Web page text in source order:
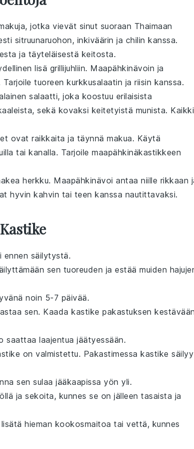
jotka vievät sinut suoraan Thaimaan
sitruunaruohon, inkiväärin ja chilin kanssa.
ja täyteläisestä keitosta.
lisä grillijuhliin. Maapähkinävoin ja
tuoreen kurkkusalaatin ja riisin kanssa.
salaatti, joka koostuu erilaisista
sekä kovaksi keitetyistä munista. Kaikki
ovat raikkaita ja täynnä makua. Käytä
tai kanalla. Tarjoile maapähkinäkastikkeen
herkku. Maapähkinävoi antaa niille rikkaan
hyvin kahvin tai teen kanssa nautittavaksi.
ennen säilytystä.
sen tuoreuden ja estää muiden
noin 5-7 päivää.
sen. Kaada kastike pakastuksen
saattaa laajentua jäätyessään.
on valmistettu. Pakastimessa kastike säilyy
sen sulaa jääkaapissa yön yli.
ja sekoita, kunnes se on jälleen tasaista ja
hieman kookosmaitoa tai vettä, kunnes